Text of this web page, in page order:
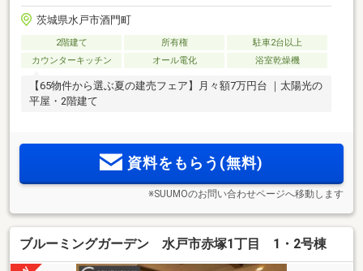
茨城県水戸市酒門町
2階建て 所有権
駐車2台以上
カウンターキッチン
オール電化 浴室乾燥機
【65物件から選ぶ夏の建売フェア】月々額7万円台 ｜太陽光の
平屋・2階建て
資料をもらう(無料)
※SUUMOのお問い合わせページへ移動します
ブルーミングガーデン 水戸市赤塚1丁目 1・2号棟